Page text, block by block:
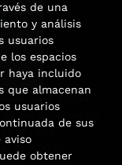
una ayuda
las librerías de
Madrid
año 2025.
de una
y análisis
usuarios
los espacios
haya incluido
que almacenan
usuarios
de sus
aviso
obtener